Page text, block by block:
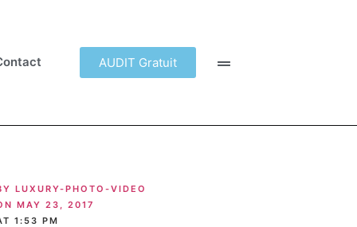
AUDIT Gratuit
LUXURY-PHOTO-VIDEO
MAY 23, 2017
1:53 PM